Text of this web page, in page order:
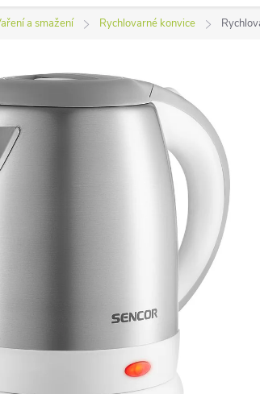
a smažení Rychlovarné konvice